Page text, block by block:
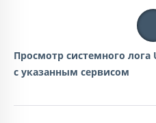
Просмотр системного лога
с указанным сервисом